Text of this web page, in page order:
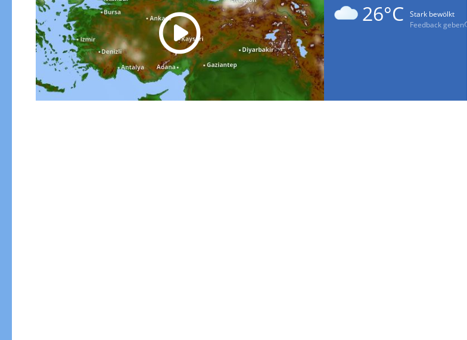
26°C
Stark bewölkt
Feedback geben